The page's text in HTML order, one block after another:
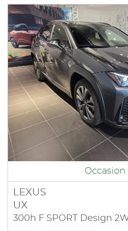
Occasion
LEXUS
UX
300h F SPORT Design